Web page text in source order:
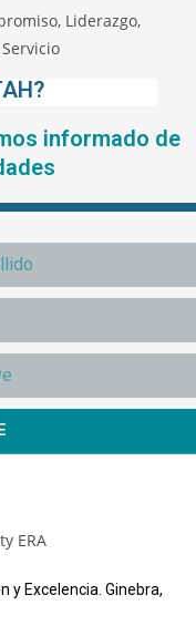
informado de
y Excelencia. Ginebra,